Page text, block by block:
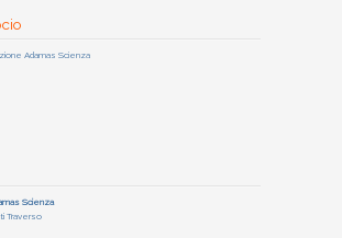
Adamas Scienza
Scienza
Traverso